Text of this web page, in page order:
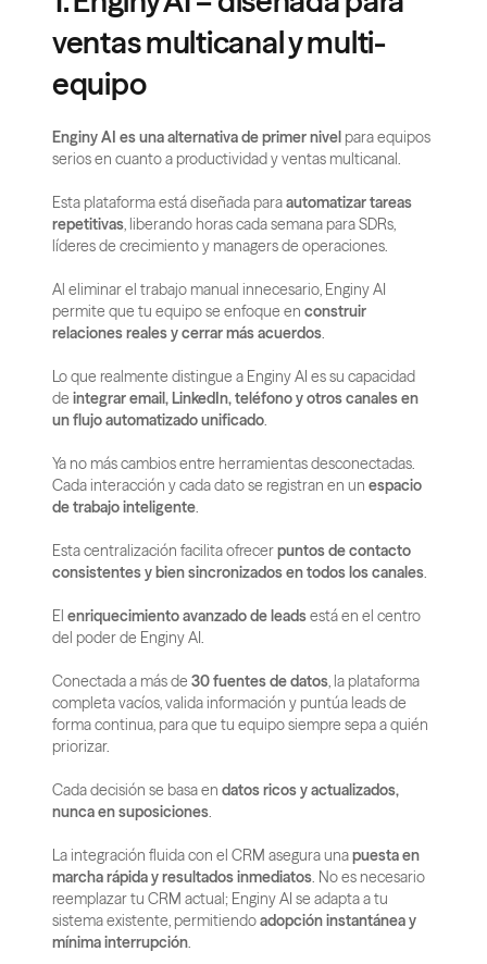
ventas multicanal y multi-
equipo
Enginy AI es una alternativa de primer nivel para equipos
serios en cuanto a productividad y ventas multicanal.
Esta plataforma está diseñada para automatizar tareas
repetitivas, liberando horas cada semana para SDRs,
líderes de crecimiento y managers de operaciones.
Al eliminar el trabajo manual innecesario, Enginy AI
permite que tu equipo se enfoque en construir
relaciones reales y cerrar más acuerdos.
Lo que realmente distingue a Enginy AI es su capacidad
de integrar email, LinkedIn, teléfono y otros canales en
un flujo automatizado unificado.
Ya no más cambios entre herramientas desconectadas.
Cada interacción y cada dato se registran en un espacio
de trabajo inteligente.
Esta centralización facilita ofrecer puntos de contacto
consistentes y bien sincronizados en todos los canales.
El enriquecimiento avanzado de leads está en el centro
del poder de Enginy AI.
Conectada a más de 30 fuentes de datos, la plataforma
completa vacíos, valida información y puntúa leads de
forma continua, para que tu equipo siempre sepa a quién
priorizar.
Cada decisión se basa en datos ricos y actualizados,
nunca en suposiciones.
La integración fluida con el CRM asegura una puesta en
marcha rápida y resultados inmediatos. No es necesario
reemplazar tu CRM actual; Enginy AI se adapta a tu
sistema existente, permitiendo adopción instantánea y
mínima interrupción.